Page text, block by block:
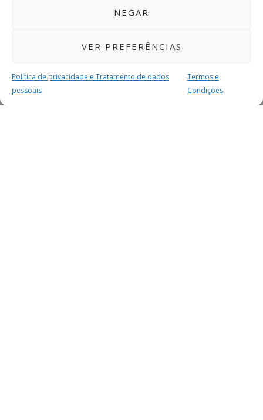
NEGAR
VER PREFERÊNCIAS
Política de privacidade e Tratamento de dados
pessoais
Termos e
Condições